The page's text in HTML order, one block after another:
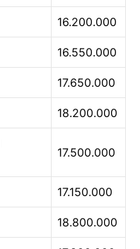
16.200.000
16.550.000
17.650.000
18.200.000
17.500.000
17.150.000
18.800.000